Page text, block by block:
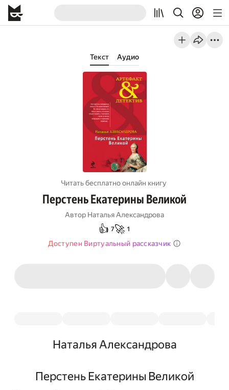
Текст Аудио
Читать бесплатно онлайн книгу
Перстень Екатерины Великой
Автор Наталья Александрова
👍 7🚀 1
Доступен Виртуальный рассказчик
Наталья Александрова
Перстень Екатерины Великой